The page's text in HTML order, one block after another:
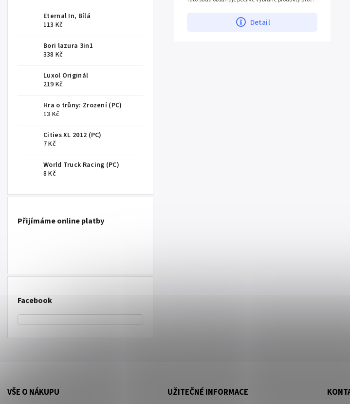
Eternal In, Bílá
113 Kč
Bori lazura 3in1
338 Kč
Luxol Originál
219 Kč
Hra o trůny: Zrození (PC)
13 Kč
Cities XL 2012 (PC)
7 Kč
World Truck Racing (PC)
8 Kč
Přijímáme online platby
Facebook
Detail
VŠE O NÁKUPU UŽITEČNÉ INFORMACE